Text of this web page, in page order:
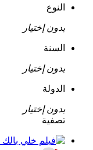
النوع
بدون إختيار
السنة
بدون إختيار
الدولة
بدون إختيار
تصفية